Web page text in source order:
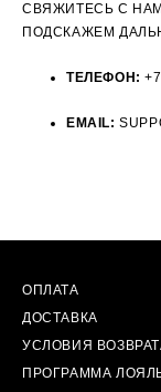
СВЯЖИТЕСЬ С
ПОДСКАЖЕМ
ТЕЛЕФОН:
EMAIL:
ОПЛАТА
ДОСТАВКА
УСЛОВИЯ
ПРОГРАММА